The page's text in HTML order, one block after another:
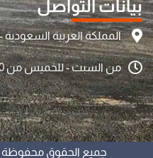
بيانات التواصل
المملكة العربية السعودية
من السبت - للخميس من 08:00 صباحا - 04:00 مساءا
جميع الحقوق محفوظة